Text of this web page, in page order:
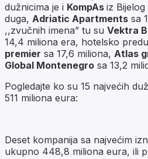
dužnicima je i KompAs iz
duga, Adriatic Apartments sa
,,zvučnih imena” tu su Vektra
14,4 miliona era, hotelsko
premier sa 17,6 miliona, Atlas
Global Montenegro sa 13,2
Pogledajte ko su 15 najvećih
511 miliona eura:
Deset kompanija sa najvećim
ukupno 448,8 miliona eura, ili